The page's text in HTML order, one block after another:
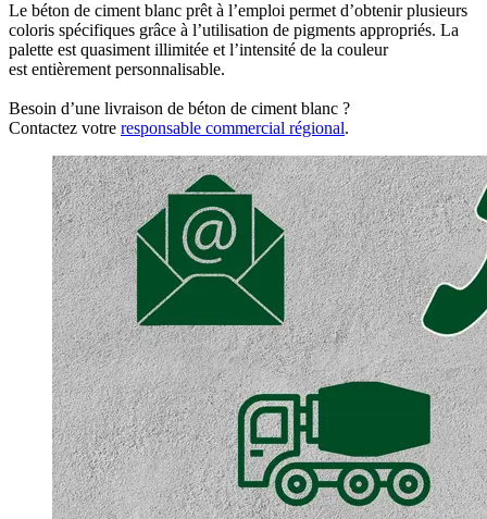
Le béton de ciment blanc prêt à l’emploi permet d’obtenir plusieurs
coloris spécifiques grâce à l’utilisation de pigments appropriés. La
palette est quasiment illimitée et l’intensité de la couleur
est entièrement personnalisable.
Besoin d’une livraison de béton de ciment blanc ?
Contactez votre responsable commercial régional.